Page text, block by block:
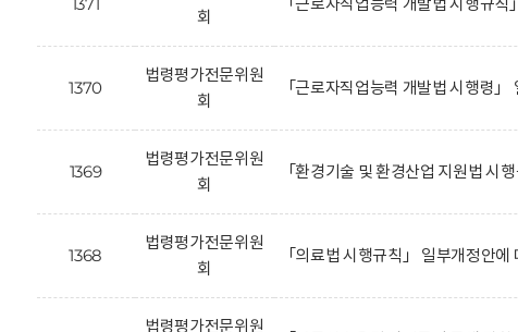
회
1370
법령평가전문위원
회
「근로자직업능력 개발법 시행령
1369
법령평가전문위원
회
「환경기술 및 환경산업 지원법 시
1368
법령평가전문위원
회
「의료법 시행규칙」 일부개정안
법령평가전문위원